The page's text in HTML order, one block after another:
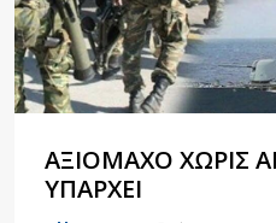
ΑΞΙΌΜΑΧΟ ΧΩΡΊΣ
ΥΠΆΡΧΕΙ